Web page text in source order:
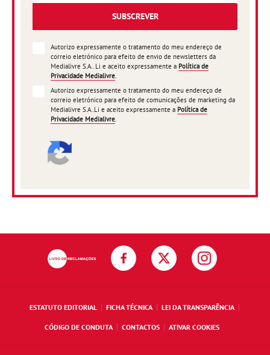
SUBSCREVER
Autorizo expressamente o tratamento do meu endereço de
correio eletrónico para efeito de envio de newsletters da
Medialivre S.A.. Li e aceito expressamente a Política de
Privacidade Medialivre.
Autorizo expressamente o tratamento do meu endereço de
correio eletrónico para efeito de comunicações de marketing da
Medialivre S.A..Li e aceito expressamente a Política de
Privacidade Medialivre.
ESTATUTO EDITORIAL FICHA TÉCNICA LEI DA TRANSPARÊNCIA
CÓDIGO DE CONDUTA CONTACTOS ATIVAR COOKIES